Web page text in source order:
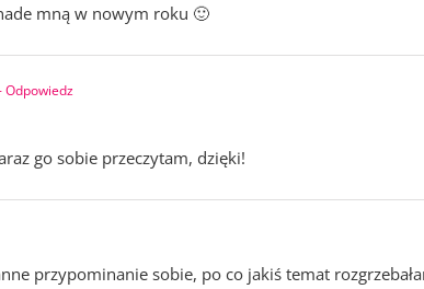
mną w nowym roku 🙂
Odpowiedz
go sobie przeczytam, dzięki!
przypominanie sobie, po co jakiś temat